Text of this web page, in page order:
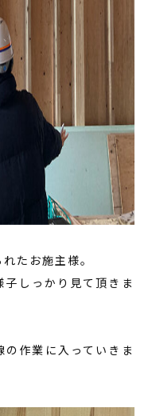
たお施主様。
しっかり見て頂きま
作業に入っていきま